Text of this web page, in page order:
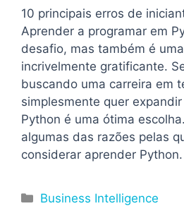
10 principais erros de
Aprender a programar em
desafio, mas também é
incrivelmente gratificante.
buscando uma carreira em
simplesmente quer
Python é uma ótima
algumas das razões pelas
considerar aprender Python.
Categorias
Business Intelligence